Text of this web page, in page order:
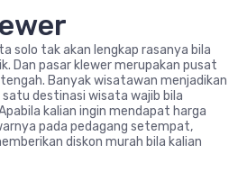
solo tak akan lengkap rasanya bila
Dan pasar klewer merupakan pusat
Banyak wisatawan menjadikan
destinasi wisata wajib bila
kalian ingin mendapat harga
pada pedagang setempat,
diskon murah bila kalian